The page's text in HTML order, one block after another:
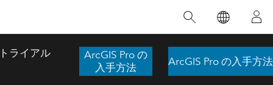
イノベーションへの取り
組み
注目
ライアル
ArcGIS Pro の
入手方法
ArcGIS Pro の入手方法